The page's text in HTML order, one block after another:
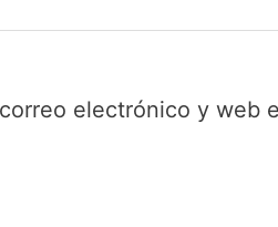
electrónico y web